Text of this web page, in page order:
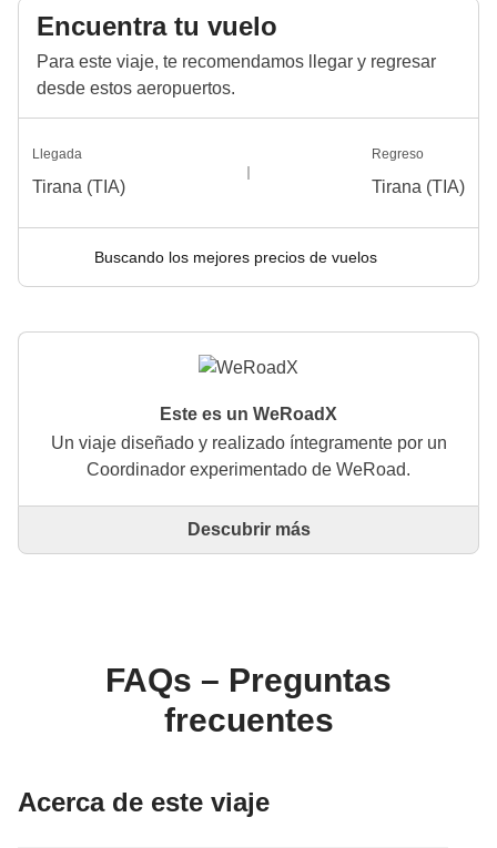
Encuentra tu vuelo
Para este viaje, te recomendamos llegar y regresar
desde estos aeropuertos.
Llegada
Tirana (TIA)
Regreso
Tirana (TIA)
Buscando los mejores precios de vuelos
Este es un WeRoadX
Un viaje diseñado y realizado íntegramente por un
Coordinador experimentado de WeRoad.
Este es un viaje diseñado y realizado íntegramente
WeRoad puedes reservar el viaje y gestionarlo en tu
área personal, como cualquier otro WeRoad.
Descubrir más
FAQs – Preguntas
frecuentes
Acerca de este viaje